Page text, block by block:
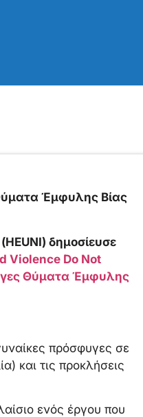
Έμφυλης Βίας
δημοσίευσε
Violence Do Not
Θύματα Έμφυλης
πρόσφυγες σε
και τις προκλήσεις
ενός έργου που